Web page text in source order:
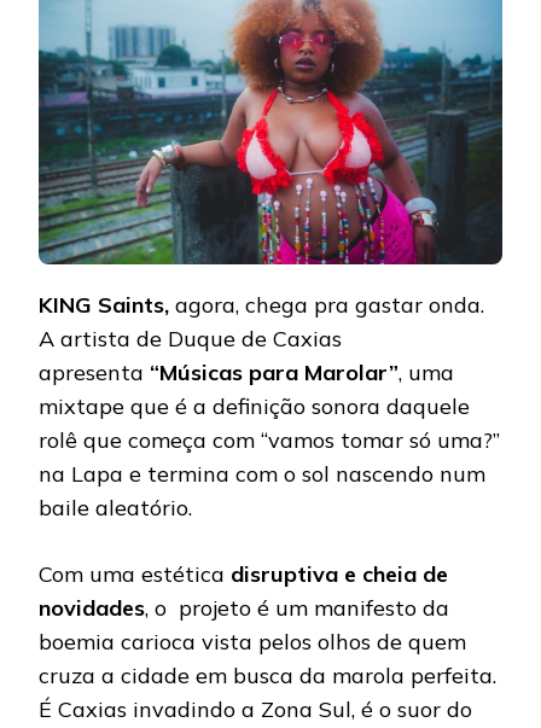
A
KING Saints, agora, chega pra gastar onda.
A artista de Duque de Caxias
apresenta “Músicas para Marolar”, uma
mixtape que é a definição sonora daquele
rolê que começa com “vamos tomar só uma?”
na Lapa e termina com o sol nascendo num
baile aleatório.
Com uma estética disruptiva e cheia de
novidades, o projeto é um manifesto da
boemia carioca vista pelos olhos de quem
cruza a cidade em busca da marola perfeita.
É Caxias invadindo a Zona Sul, é o suor do